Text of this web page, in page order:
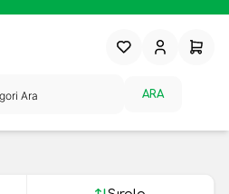
ARA
FavorilerimHesabım